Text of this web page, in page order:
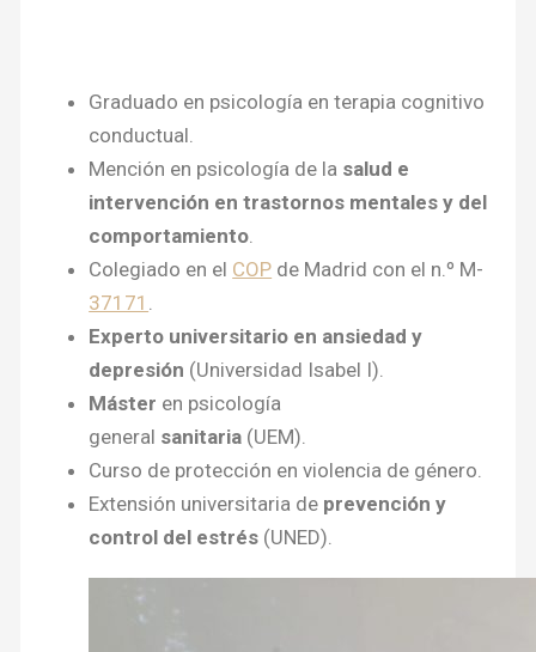
Graduado en psicología en terapia cognitivo
conductual.
Mención en psicología de la salud e
intervención en trastornos mentales y del
comportamiento
Colegiado en el COP de Madrid con el n.º M-
37171
Experto universitario en ansiedad y
depresión (Universidad Isabel I).
Máster en psicología
general sanitaria (UEM).
Curso de protección en violencia de género.
Extensión universitaria de prevención y
control del estrés (UNED).